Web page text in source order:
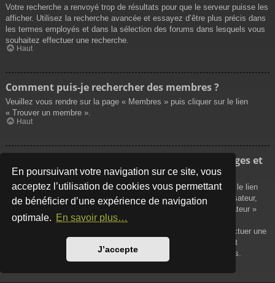
En poursuivant votre navigation sur ce site, vous
acceptez l’utilisation de cookies vous permettant
de bénéficier d’une expérience de navigation
optimale. En savoir plus…
J’accepte
Votre recherche a renvoyé trop de résultats pour que le serveur puisse les
afficher. Utilisez la recherche avancée et essayez d’être plus précis dans
les termes employés et dans la sélection des forums dans lesquels vous
souhaitez effectuer une recherche.
Haut
Comment puis-je rechercher des membres ?
Veuillez vous rendre sur la page « Membres » puis cliquer sur le lien
« Trouver un membre ».
Haut
Comment puis-je retrouver mes propres messages et
sujets ?
Vos propres messages peuvent être affichés soit en cliquant sur le lien
« Afficher vos messages » dans le panneau de contrôle de l’utilisateur,
soit en cliquant sur le lien « Rechercher les messages de l’utilisateur »
sur la page de votre propre profil ou soit en cliquant sur le menu
« Raccourcis » situé sur la partie supérieure du forum. Pour effectuer une
recherche de vos propres sujets, utilisez la recherche avancée et
remplissez convenablement les options qui vous sont disponibles.